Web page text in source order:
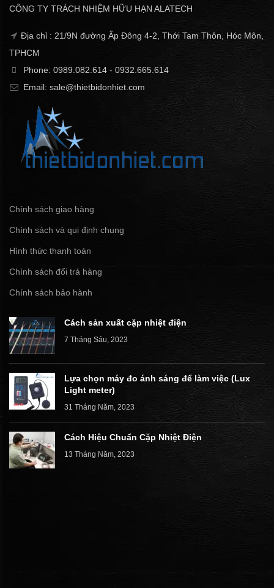
CÔNG TY TRÁCH NHIỆM HỮU HẠN ALATECH
Địa chỉ : 21/9N đường Ấp Đông 4-2, Thới Tam Thôn, Hóc Môn,
TPHCM
Phone: 0989.082.614 - 0932.665.614
Email: sale@thietbidonhiet.com
Chính sách giao hàng
Chính sách và qui định chung
Hình thức thanh toán
Chính sách đổi trả hàng
Chính sách bảo hành
Cách sản xuất cặp nhiệt điện
7 Tháng Sáu, 2023
Lựa chọn máy đo ánh sáng để làm việc (Lux
Light meter)
31 Tháng Năm, 2023
Cách Hiệu Chuẩn Cặp Nhiệt Điện
13 Tháng Năm, 2023